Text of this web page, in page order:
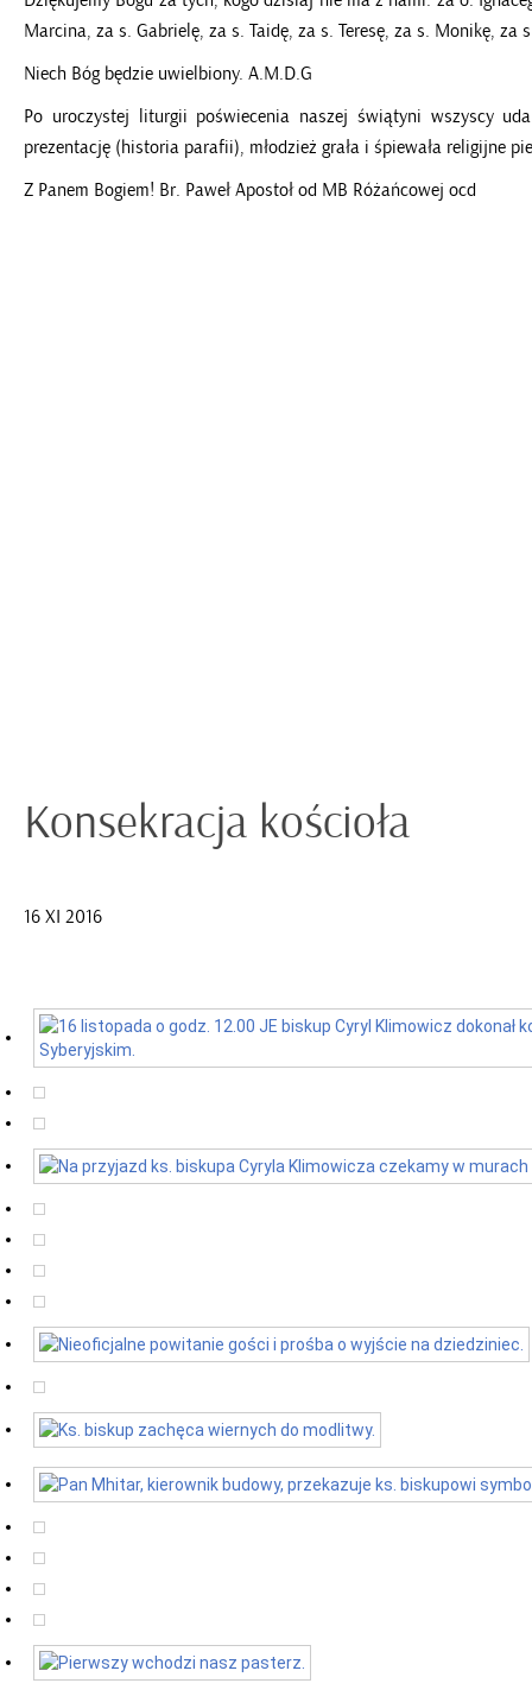
Marcina, za s. Gabrielę, za s. Taidę, za s. Teresę, za s. Monikę, za
Niech Bóg będzie uwielbiony. A.M.D.G
Po uroczystej liturgii poświecenia naszej świątyni wszyscy
prezentację (historia parafii), młodzież grała i śpiewała religijne
Z Panem Bogiem! Br. Paweł Apostoł od MB Różańcowej ocd
Konsekracja kościoła
16 XI 2016